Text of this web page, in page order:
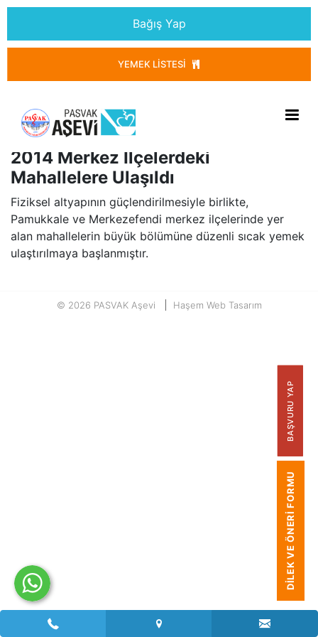
Bağış Yap
YEMEK LISTESI
DILEK VE ÖNERI FORMU
BAŞVURU YAP
Anasayfa
2014 Merkez İlçelerdeki
Mahallelere Ulaşıldı
Fiziksel altyapının güçlendirilmesiyle birlikte,
Pamukkale ve Merkezefendi merkez ilçelerinde yer
alan mahallelerin büyük bölümüne düzenli sıcak yemek
ulaştırılmaya başlanmıştır.
© 2026 PASVAK Aşevi Haşem Web Tasarım